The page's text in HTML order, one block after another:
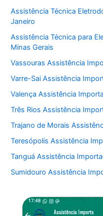
Assistência Técnica
Janeiro
Assistência Técnica para
Minas Gerais
Vassouras Assistência
Varre-Sai Assistência
Valença Assistência
Três Rios Assistência
Trajano de Morais
Teresópolis Assistência
Tanguá Assistência
Sumidouro Assistência